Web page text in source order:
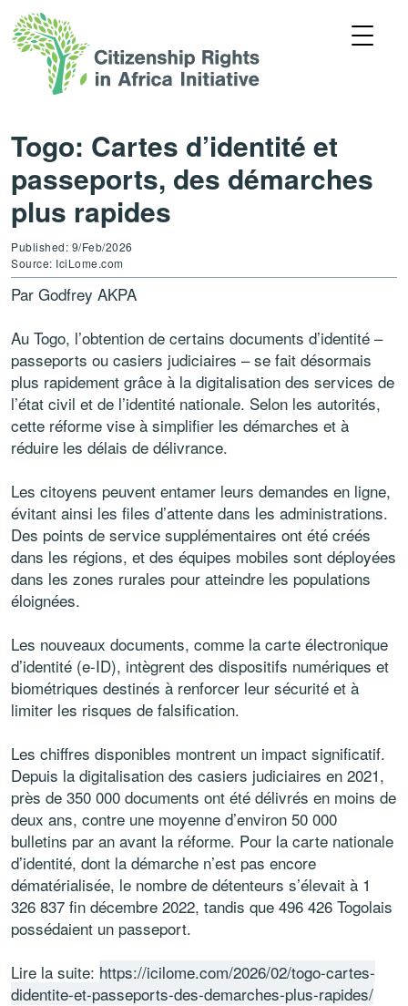
Togo: Cartes d’identité et
passeports, des démarches
plus rapides
Published: 9/Feb/2026
Source: IciLome.com
Par Godfrey AKPA
Au Togo, l’obtention de certains documents d’identité –
passeports ou casiers judiciaires – se fait désormais
plus rapidement grâce à la digitalisation des services de
l’état civil et de l’identité nationale. Selon les autorités,
cette réforme vise à simplifier les démarches et à
réduire les délais de délivrance.
Les citoyens peuvent entamer leurs demandes en ligne,
évitant ainsi les files d’attente dans les administrations.
Des points de service supplémentaires ont été créés
dans les régions, et des équipes mobiles sont déployées
dans les zones rurales pour atteindre les populations
éloignées.
Les nouveaux documents, comme la carte électronique
d’identité (e-ID), intègrent des dispositifs numériques et
biométriques destinés à renforcer leur sécurité et à
limiter les risques de falsification.
Les chiffres disponibles montrent un impact significatif.
Depuis la digitalisation des casiers judiciaires en 2021,
près de 350 000 documents ont été délivrés en moins de
deux ans, contre une moyenne d’environ 50 000
bulletins par an avant la réforme. Pour la carte nationale
d’identité, dont la démarche n’est pas encore
dématérialisée, le nombre de détenteurs s’élevait à 1
326 837 fin décembre 2022, tandis que 496 426 Togolais
possédaient un passeport.
Lire la suite: https://icilome.com/2026/02/togo-cartes-
didentite-et-passeports-des-demarches-plus-rapides/